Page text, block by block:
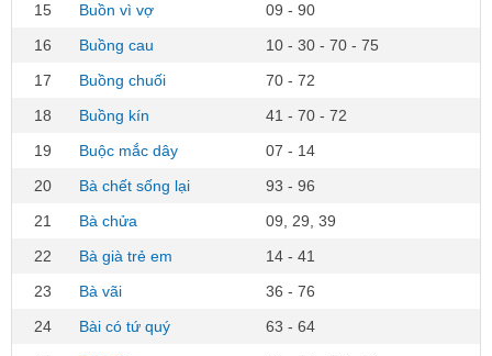
15
Buồn vì vợ
09 - 90
16
Buồng cau
10 - 30 - 70 - 75
17
Buồng chuối
70 - 72
18
Buồng kín
41 - 70 - 72
19
Buộc mắc dây
07 - 14
20
Bà chết sống lại
93 - 96
21
Bà chửa
09, 29, 39
22
Bà già trẻ em
14 - 41
23
Bà vãi
36 - 76
24
Bài có tứ quý
63 - 64